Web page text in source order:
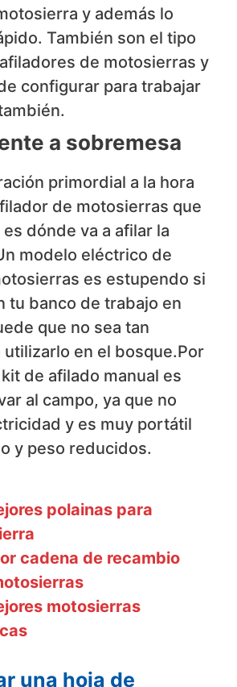
y además lo
También son el tipo
de motosierras y
configurar para trabajar
a sobremesa
primordial a la hora
de motosierras que
dónde va a afilar la
modelo eléctrico de
es estupendo si
tu banco de trabajo en
que no sea tan
utilizarlo en el bosque.Por
de afilado manual es
al campo, ya que no
y es muy portátil
y peso reducidos.
polainas para
cadena de recambio
motosierras
una hoja de